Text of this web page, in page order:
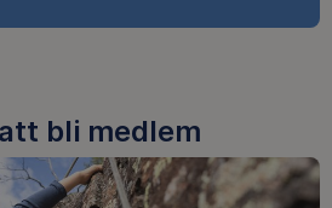
bli medlem